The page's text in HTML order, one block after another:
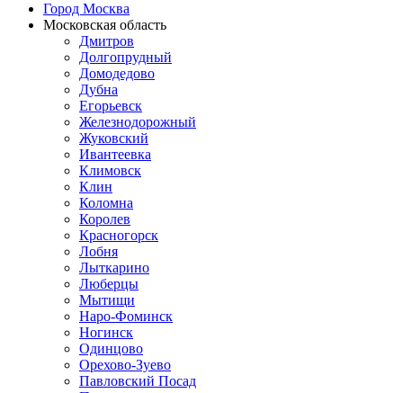
Город Москва
Московская область
Дмитров
Долгопрудный
Домодедово
Дубна
Егорьевск
Железнодорожный
Жуковский
Ивантеевка
Климовск
Клин
Коломна
Королев
Красногорск
Лобня
Лыткарино
Люберцы
Мытищи
Наро-Фоминск
Ногинск
Одинцово
Орехово-Зуево
Павловский Посад